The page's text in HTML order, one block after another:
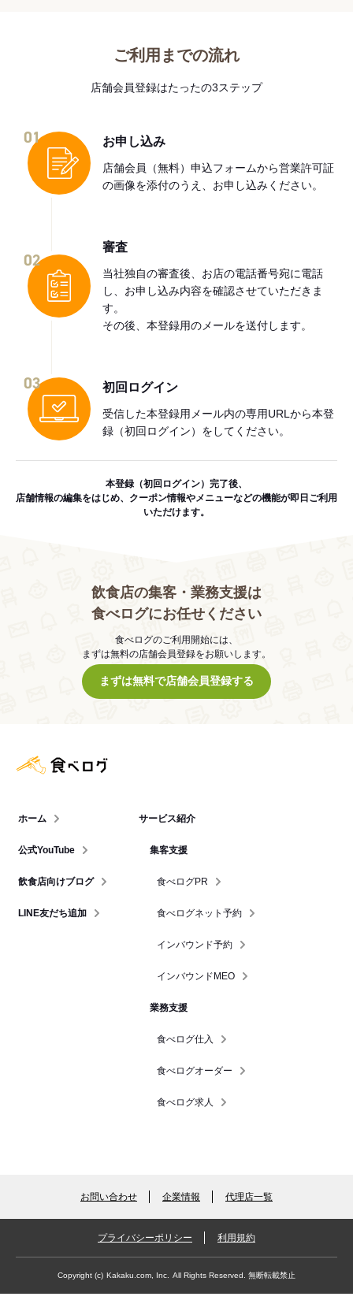
ご利用までの流れ
店舗会員登録はたったの3ステップ
01 お申し込み
店舗会員（無料）申込フォームから営業許可証
の画像を添付のうえ、お申し込みください。
02
審査
当社独自の審査後、お店の電話番号宛に電話
し、お申し込み内容を確認させていただきま
す。
その後、本登録用のメールを送付します。
03 初回ログイン
受信した本登録用メール内の専用URLから本登
録（初回ログイン）をしてください。
本登録（初回ログイン）完了後、
店舗情報の編集をはじめ、クーポン情報やメニューなどの機能が即日ご利用
いただけます。
飲食店の集客・業務支援は
食べログにお任せください
食べログのご利用開始には、
まずは無料の店舗会員登録をお願いします。
まずは無料で店舗会員登録する
ホーム
公式YouTube
飲食店向けブログ
LINE友だち追加
サービス紹介
集客支援
食べログPR
食べログネット予約
インバウンド予約
インバウンドMEO
業務支援
食べログ仕入
食べログオーダー
食べログ求人
お問い合わせ 企業情報 代理店一覧
プライバシーポリシー 利用規約
Copyright (c) Kakaku.com, Inc. All Rights Reserved. 無断転載禁止